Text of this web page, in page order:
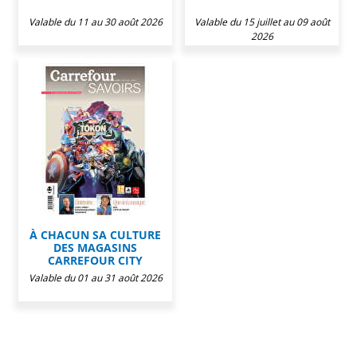
Valable du 11 au 30 août 2026
Valable du 15 juillet au 09 août
2026
À CHACUN SA CULTURE
DES MAGASINS
CARREFOUR CITY
Valable du 01 au 31 août 2026